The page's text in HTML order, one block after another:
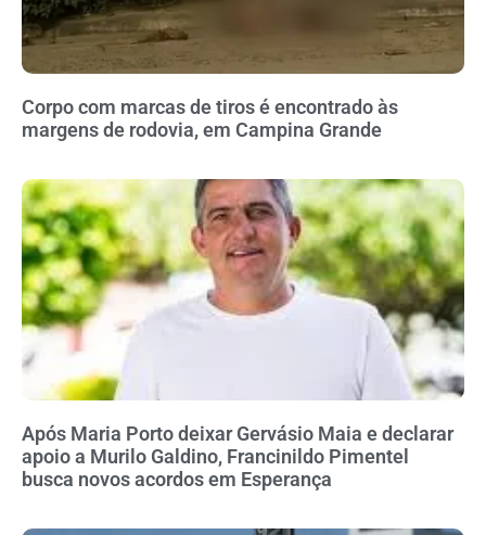
Corpo com marcas de tiros é encontrado às
margens de rodovia, em Campina Grande
Após Maria Porto deixar Gervásio Maia e declarar
apoio a Murilo Galdino, Francinildo Pimentel
busca novos acordos em Esperança